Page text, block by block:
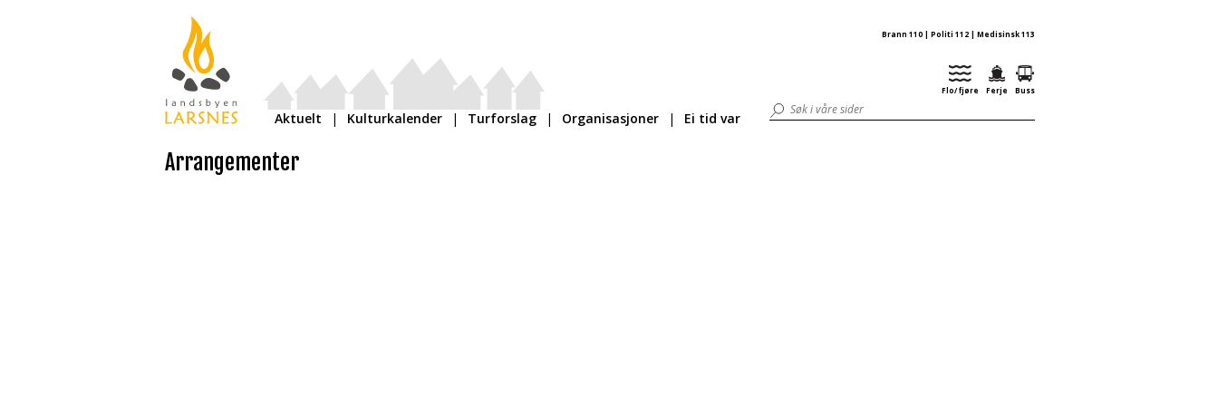
Aktuelt Kulturkalender Turforslag Organisasjoner Ei tid var
Brann 110 | Politi 112 | Medisinsk 113
Flo/ fjøre Ferje Buss
Arrangementer